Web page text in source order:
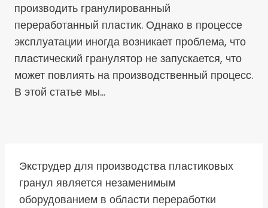
производить гранулированный
переработанный пластик. Однако в процессе
эксплуатации иногда возникает проблема, что
пластический гранулятор не запускается, что
может повлиять на производственный процесс.
В этой статье мы…
Экструдер для производства пластиковых
гранул является незаменимым
оборудованием в области переработки